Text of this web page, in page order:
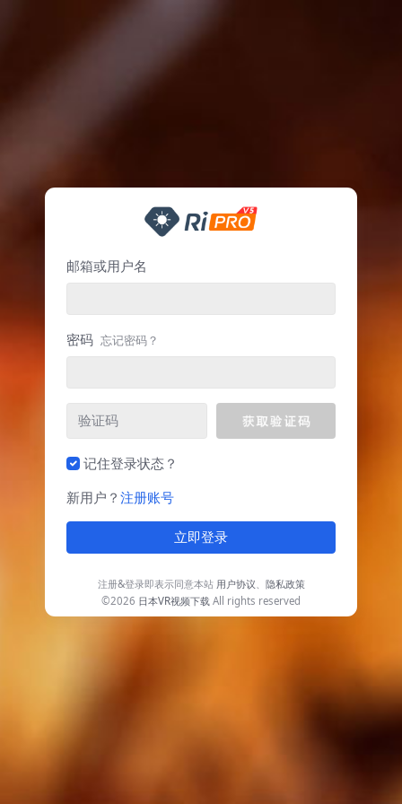
邮箱或用户名
密码 忘记密码？
记住登录状态？
新用户？ 注册账号
立即登录
注册&登录即表示同意本站 用户协议、 隐私政策
©2026 日本VR视频下载 All rights reserved